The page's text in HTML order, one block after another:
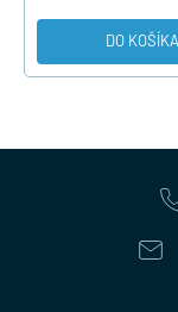
DO KOŠÍKA